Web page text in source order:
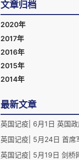
文章归档
2020年
2017年
2016年
2015年
2014年
最新文章
英国记疫| 6月1日 英国
英国记疫| 5月24日 首席
英国记疫| 5月19日 剑桥